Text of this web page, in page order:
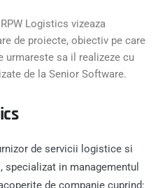
Logistics vizeaza
de proiecte, obiectiv pe care
sa il realizeze cu
de la Senior Software.
de servicii logistice si
specializat in managementul
de companie cuprind: